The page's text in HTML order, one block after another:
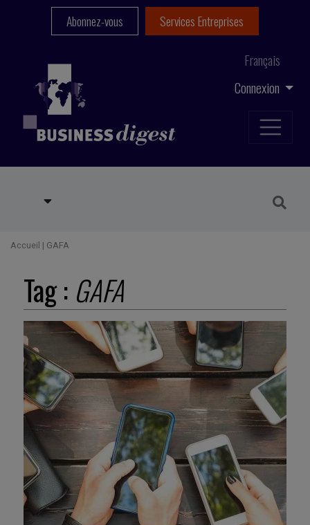
Connexion
Français
Abonnez-vous Services Entreprises
Accueil | GAFA
Tag : GAFA